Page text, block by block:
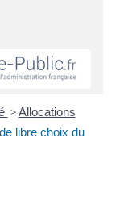
> Allocations
libre choix du